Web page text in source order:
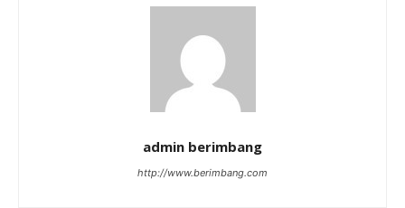
admin berimbang
http://www.berimbang.com